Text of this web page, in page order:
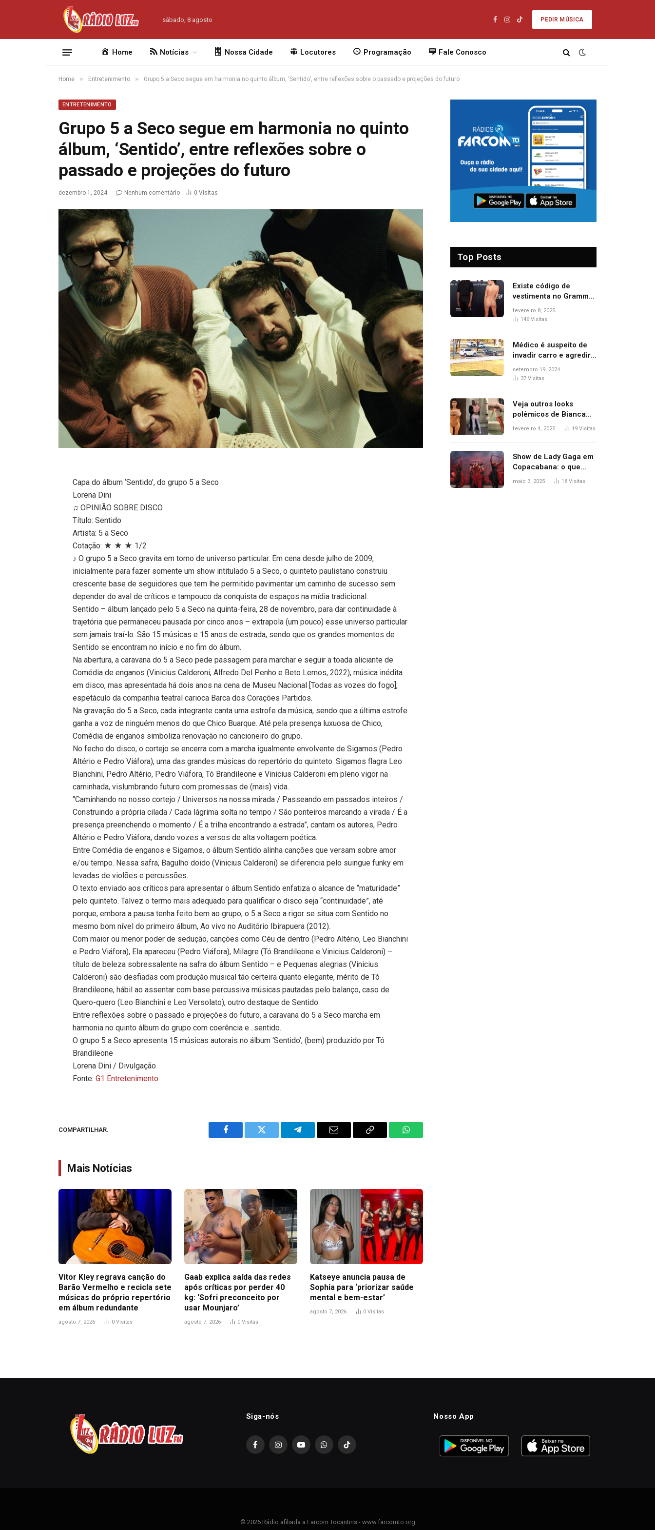
sábado, 8 agosto
Facebook
Instagram
TikTok
PEDIR MÚSICA
Home Notícias Nossa Cidade Locutores Programação Fale Conosco
Home » Entretenimento » Grupo 5 a Seco segue em harmonia no quinto álbum, ‘Sentido’, entre reflexões sobre o passado e projeções do futuro
ENTRETENIMENTO
Grupo 5 a Seco segue em harmonia no quinto
álbum, ‘Sentido’, entre reflexões sobre o
passado e projeções do futuro
dezembro 1, 2024 Nenhum comentário 0 Visitas
Capa do álbum ‘Sentido’, do grupo 5 a Seco
Lorena Dini
♫ OPINIÃO SOBRE DISCO
Título: Sentido
Artista: 5 a Seco
Cotação: ★ ★ ★ 1/2
♪ O grupo 5 a Seco gravita em torno de universo particular. Em cena desde julho de 2009,
inicialmente para fazer somente um show intitulado 5 a Seco, o quinteto paulistano construiu
crescente base de seguidores que tem lhe permitido pavimentar um caminho de sucesso sem
depender do aval de críticos e tampouco da conquista de espaços na mídia tradicional.
Sentido – álbum lançado pelo 5 a Seco na quinta-feira, 28 de novembro, para dar continuidade à
trajetória que permaneceu pausada por cinco anos – extrapola (um pouco) esse universo particular
sem jamais traí-lo. São 15 músicas e 15 anos de estrada, sendo que os grandes momentos de
Sentido se encontram no início e no fim do álbum.
Na abertura, a caravana do 5 a Seco pede passagem para marchar e seguir a toada aliciante de
Comédia de enganos (Vinicius Calderoni, Alfredo Del Penho e Beto Lemos, 2022), música inédita
em disco, mas apresentada há dois anos na cena de Museu Nacional [Todas as vozes do fogo],
espetáculo da companhia teatral carioca Barca dos Corações Partidos.
Na gravação do 5 a Seco, cada integrante canta uma estrofe da música, sendo que a última estrofe
ganha a voz de ninguém menos do que Chico Buarque. Até pela presença luxuosa de Chico,
Comédia de enganos simboliza renovação no cancioneiro do grupo.
No fecho do disco, o cortejo se encerra com a marcha igualmente envolvente de Sigamos (Pedro
Altério e Pedro Viáfora), uma das grandes músicas do repertório do quinteto. Sigamos flagra Leo
Bianchini, Pedro Altério, Pedro Viáfora, Tó Brandileone e Vinicius Calderoni em pleno vigor na
caminhada, vislumbrando futuro com promessas de (mais) vida.
“Caminhando no nosso cortejo / Universos na nossa mirada / Passeando em passados inteiros /
Construindo a própria cilada / Cada lágrima solta no tempo / São ponteiros marcando a virada / É a
presença preenchendo o momento / É a trilha encontrando a estrada”, cantam os autores, Pedro
Altério e Pedro Viáfora, dando vozes a versos de alta voltagem poética.
Entre Comédia de enganos e Sigamos, o álbum Sentido alinha canções que versam sobre amor
e/ou tempo. Nessa safra, Bagulho doido (Vinicius Calderoni) se diferencia pelo suingue funky em
levadas de violões e percussões.
O texto enviado aos críticos para apresentar o álbum Sentido enfatiza o alcance de “maturidade”
pelo quinteto. Talvez o termo mais adequado para qualificar o disco seja “continuidade”, até
porque, embora a pausa tenha feito bem ao grupo, o 5 a Seco a rigor se situa com Sentido no
mesmo bom nível do primeiro álbum, Ao vivo no Auditório Ibirapuera (2012).
Com maior ou menor poder de sedução, canções como Céu de dentro (Pedro Altério, Leo Bianchini
e Pedro Viáfora), Ela apareceu (Pedro Viáfora), Milagre (Tó Brandileone e Vinicius Calderoni) –
título de beleza sobressalente na safra do álbum Sentido – e Pequenas alegrias (Vinicius
Calderoni) são desfiadas com produção musical tão certeira quanto elegante, mérito de Tó
Brandileone, hábil ao assentar com base percussiva músicas pautadas pelo balanço, caso de
Quero-quero (Leo Bianchini e Leo Versolato), outro destaque de Sentido.
Entre reflexões sobre o passado e projeções do futuro, a caravana do 5 a Seco marcha em
harmonia no quinto álbum do grupo com coerência e…sentido.
O grupo 5 a Seco apresenta 15 músicas autorais no álbum ‘Sentido’, (bem) produzido por Tó
Brandileone
Lorena Dini / Divulgação
Fonte:G1 Entretenimento
COMPARTILHAR.
Facebook Twitter Telegram Email
Copy
WhatsApp
Mais Notícias
Vitor Kley regrava canção do
Barão Vermelho e recicla sete
músicas do próprio repertório
em álbum redundante
agosto 7, 2026 0 Visitas
Gaab explica saída das redes
após críticas por perder 40
kg: ‘Sofri preconceito por
usar Mounjaro’
agosto 7, 2026 0 Visitas
Katseye anuncia pausa de
Sophia para ‘priorizar saúde
mental e bem-estar’
agosto 7, 2026 0 Visitas
Top Posts
Existe código de
vestimenta no Grammy?
Questionamento surgiu
após Bianca Censori,
premiação
fevereiro 8, 2025
146 Visitas
Médico é suspeito de
invadir carro e agredir
delegado aposentado
durante confusão no
setembro 19, 2024
37 Visitas
Veja outros looks
polêmicos de Bianca
Censori, esposa de
Grammy 2025
fevereiro 4, 2025 19 Visitas
Show de Lady Gaga em
Copacabana: o que
esperar, horários,
maio 3, 2025 18 Visitas
Siga-nós
FacebookInstagramYouTubeWhatsAppTikTok
Nosso App
© 2026 Rádio afiliada a Farcom Tocantins - www.farcomto.org